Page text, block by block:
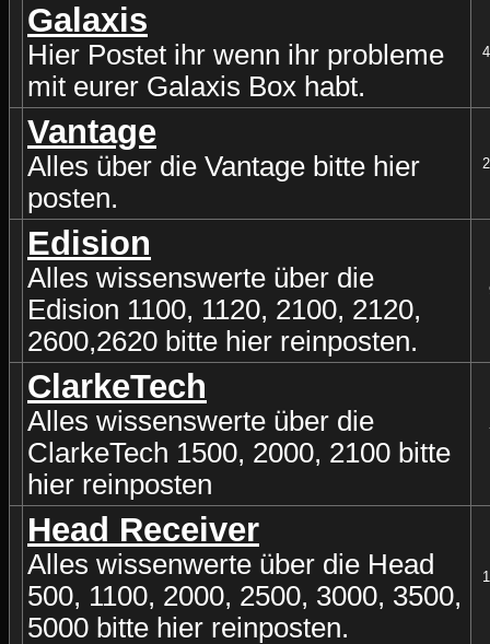
Galaxis
Hier Postet ihr wenn ihr probleme
mit eurer Galaxis Box habt.
Vantage
Alles über die Vantage bitte hier
posten.
Edision
Alles wissenswerte über die
Edision 1100, 1120, 2100, 2120,
2600,2620 bitte hier reinposten.
ClarkeTech
Alles wissenswerte über die
ClarkeTech 1500, 2000, 2100 bitte
hier reinposten
Head Receiver
Alles wissenwerte über die Head
500, 1100, 2000, 2500, 3000, 3500,
5000 bitte hier reinposten.